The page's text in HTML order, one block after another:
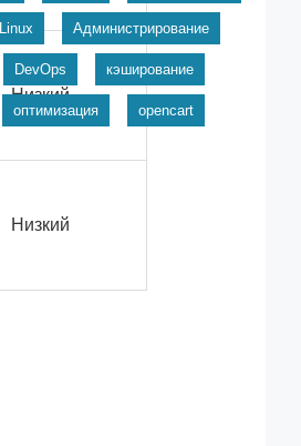
Низкий
Низкий
Linux Администрирование
DevOps кэширование
оптимизация opencart